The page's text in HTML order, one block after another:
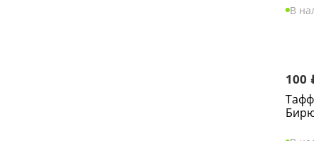
В
100